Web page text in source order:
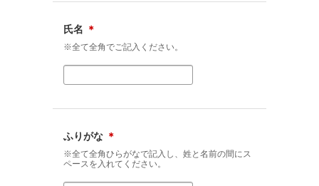
氏名 ＊
※全て全角でご記入ください。
ふりがな ＊
※全て全角ひらがなで記入し、姓と名前の間にス
ペースを入れてください。